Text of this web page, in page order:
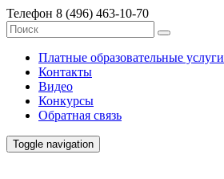
Телефон 8 (496) 463-10-70
Платные образовательные услуги
Контакты
Видео
Конкурсы
Обратная связь
Toggle navigation